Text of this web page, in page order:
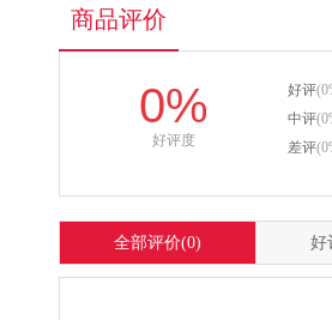
商品评价
0%
好评度
好评
中评
差评
全部评价(0) 好